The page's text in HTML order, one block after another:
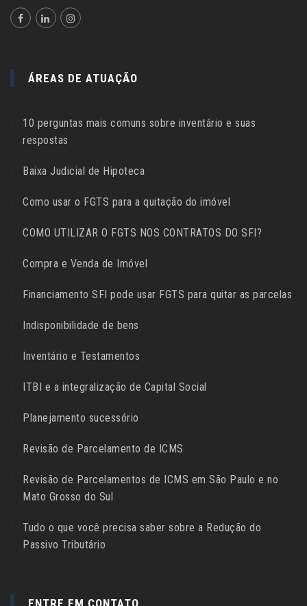
ÁREAS DE ATUAÇÃO
10 perguntas mais comuns sobre inventário e suas
respostas
Baixa Judicial de Hipoteca
Como usar o FGTS para a quitação do imóvel
COMO UTILIZAR O FGTS NOS CONTRATOS DO SFI?
Compra e Venda de Imóvel
Financiamento SFI pode usar FGTS para quitar as parcelas
Indisponibilidade de bens
Inventário e Testamentos
ITBI e a integralização de Capital Social
Planejamento sucessório
Revisão de Parcelamento de ICMS
Revisão de Parcelamentos de ICMS em São Paulo e no
Mato Grosso do Sul
Tudo o que você precisa saber sobre a Redução do
Passivo Tributário
ENTRE EM CONTATO